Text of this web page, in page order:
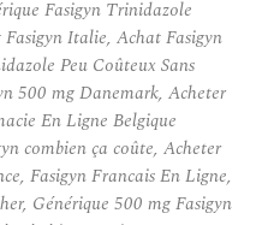
Fasigyn Trinidazole
Fasigyn Italie, Achat Fasigyn
Peu Coûteux Sans
500 mg Danemark, Acheter
En Ligne Belgique
combien ça coûte, Acheter
Fasigyn Francais En Ligne,
Générique 500 mg Fasigyn